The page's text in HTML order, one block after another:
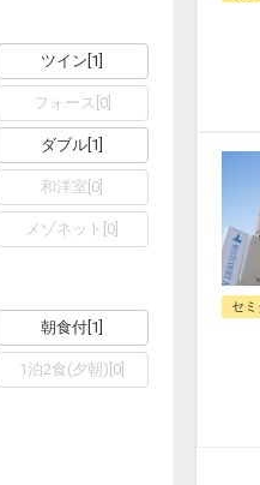
ツイン 1
フォース 0]
ダブル 1
和洋室 0
メゾネット 0
朝食付 1
1泊2食(夕朝) 0
セ